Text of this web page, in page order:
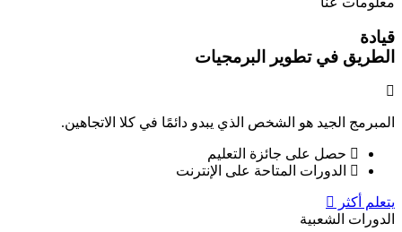
قيادة
الطريق في تطوير البرمجيات
المبرمج الجيد هو الشخص الذي يبدو دائمًا في كلا الاتجاهين.
حصل على جائزة التعليم
الدورات المتاحة على الإنترنت
يتعلم أكثر
الدورات الشعبية